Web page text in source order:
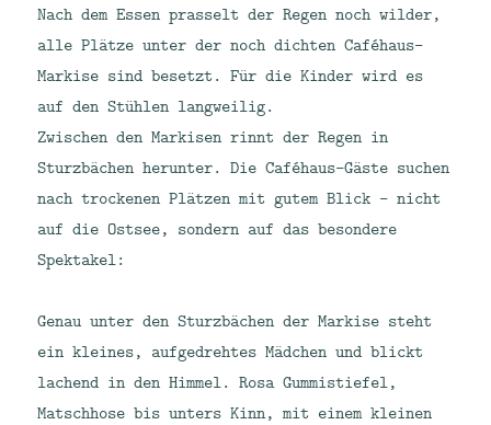
Nach dem Essen prasselt der Regen noch wilder,
alle Plätze unter der noch dichten Caféhaus-
Markise sind besetzt. Für die Kinder wird es
auf den Stühlen langweilig.
Zwischen den Markisen rinnt der Regen in
Sturzbächen herunter. Die Caféhaus-Gäste suchen
nach trockenen Plätzen mit gutem Blick – nicht
auf die Ostsee, sondern auf das besondere
Spektakel:
Genau unter den Sturzbächen der Markise steht
ein kleines, aufgedrehtes Mädchen und blickt
lachend in den Himmel. Rosa Gummistiefel,
Matschhose bis unters Kinn, mit einem kleinen